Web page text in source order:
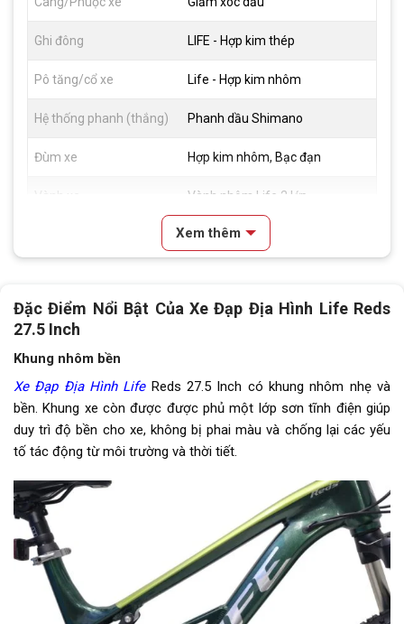
Ghi đông LIFE - Hợp kim thép
Pô tăng/cổ xe Life - Hợp kim nhôm
Hệ thống phanh (thắng) Phanh dầu Shimano
Đùm xe Hợp kim nhôm, Bạc đạn
Vành nhôm Life 2 lớp
JUMPING HARE 27.5x2.25
Tăng tốc trước (Gạt
đĩa)
Tăng tốc sau (Gạt líp) Shimano Altus M370
Đùi đĩa
Hợp kim nhôm SULANE SL-M,
Cốt rỗng, Bạc đạn
Dĩa
Líp Líp thả SUNSHINE SZ 9 tầng
Sên (xích) NARROW 9 tốc độ
Kích thước
Xem thêm
Đặc Điểm Nổi Bật Của Xe Đạp Địa Hình Life Reds
27.5 Inch
Khung nhôm bền
Xe Đạp Địa Hình LifeReds 27.5 Inch có khung nhôm nhẹ và
bền. Khung xe còn được được phủ một lớp sơn tĩnh điện giúp
duy trì độ bền cho xe, không bị phai màu và chống lại các yếu
tố tác động từ môi trường và thời tiết.